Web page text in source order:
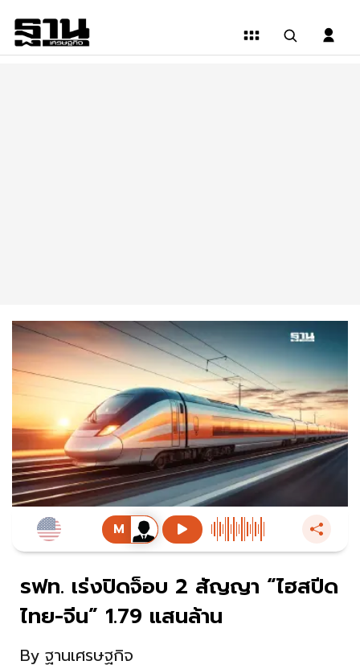
รฟท. เร่งปิดจ็อบ 2 สัญญา “ไฮสปีด
ไทย-จีน” 1.79 แสนล้าน
By ฐานเศรษฐกิจ